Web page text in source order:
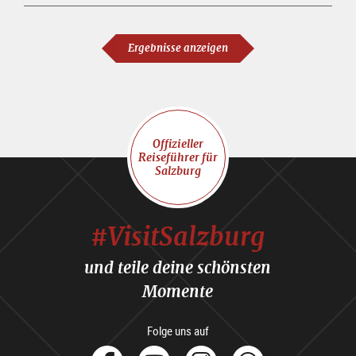
Ergebnisse anzeigen
Offizieller
Reiseführer für
Salzburg
#VisitSalzburg
und teile deine schönsten
Momente
Folge uns auf